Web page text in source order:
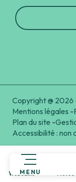
Webcams Météo
MENU
Copyright @ 2026
Mentions légales -
Plan du site -
Accessibilité : non